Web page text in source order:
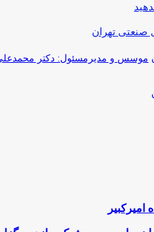
تهران
موسس و مدیرمسئول: دکتر محمدعلی